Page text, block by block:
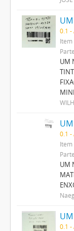
0.1 -
Item
UM
0.1 -
Item
UM
0.1 -